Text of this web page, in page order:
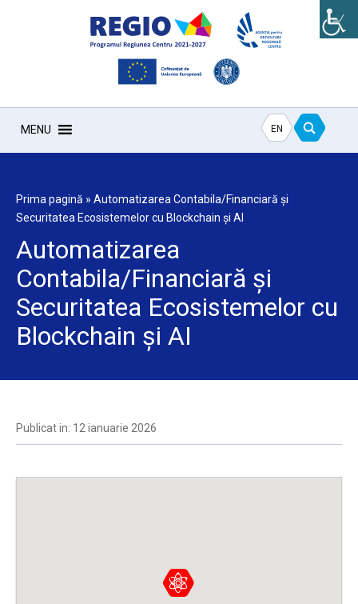
MENU EN
Prima pagină » Automatizarea Contabila/Financiară și
Securitatea Ecosistemelor cu Blockchain și AI
Automatizarea
Contabila/Financiară și
Securitatea Ecosistemelor cu
Blockchain și AI
Publicat in: 12 ianuarie 2026